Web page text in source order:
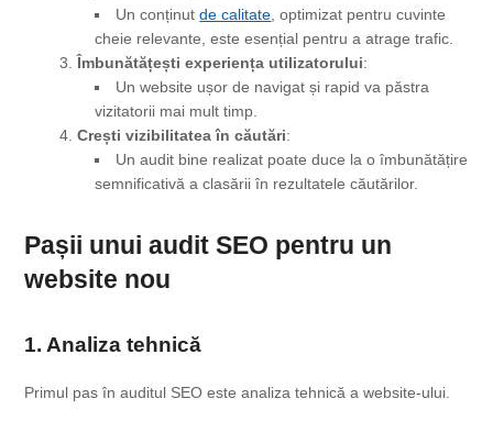
Un conținutde calitate , optimizat pentru cuvinte
cheie relevante, este esențial pentru a atrage trafic.
Îmbunătățești experiența utilizatorului:
Un website ușor de navigat și rapid va păstra
vizitatorii mai mult timp.
Crești vizibilitatea în căutări:
Un audit bine realizat poate duce la o îmbunătățire
semnificativă a clasării în rezultatele căutărilor.
Pașii unui auditSEO pentru un
website nou
1. Analiza tehnică
Primul pas în auditul SEO este analiza tehnică a website-ului.